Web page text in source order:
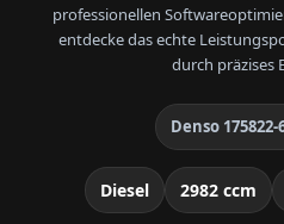
professionellen
entdecke das echte
durch präzises
Denso 175822-
Diesel 2982 ccm